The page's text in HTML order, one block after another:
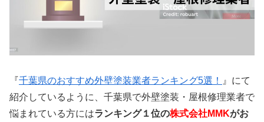
『千葉県のおすすめ外壁塗装業者ランキング5選！
』にて
紹介しているように、千葉県で外壁塗装・屋根修理業者で
悩まれている方にはランキング１位の株式会社MMKがお